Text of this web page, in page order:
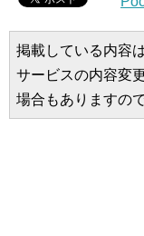
掲載している内容
サービスの内容変
場合もありますの